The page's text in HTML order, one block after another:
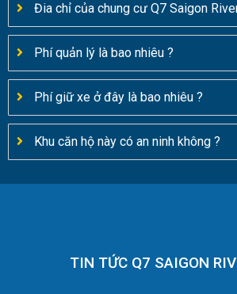
Đia chỉ của chung cư Q7 Saigon
Phí quản lý là bao nhiêu ?
Phí giữ xe ở đây là bao nhiêu ?
Khu căn hộ này có an ninh không ?
TIN TỨC Q7 SAIGON